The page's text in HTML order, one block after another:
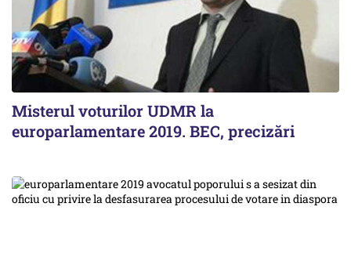
Misterul voturilor UDMR la
europarlamentare 2019. BEC, precizări